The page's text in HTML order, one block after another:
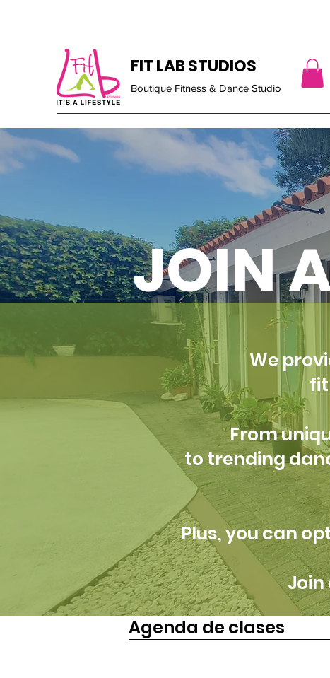
FIT LAB STUDIOS
Boutique Fitness & Dance Studio
We
From
to trending
Plus, you can
Join
JOIN
Agenda de clases